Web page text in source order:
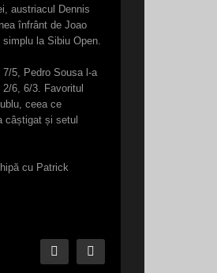
austriacul Dennis
înfrânt de Joao
la Sibiu Open.
5, Pedro Sousa l-a
6, 6/3. Favoritul
ceea ce
câștigat și setul
cu Patrick